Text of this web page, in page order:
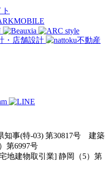
知事(特-03) 第30817号 建築
第6997号
地建物取引業] 静岡（5）第